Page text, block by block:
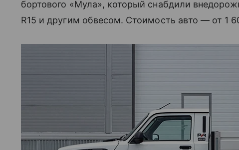
бортового «Мула», который снабдили
R15 и другим обвесом. Стоимость авто — от 1